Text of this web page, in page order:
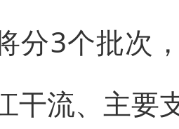
分3个批次
干流、主要